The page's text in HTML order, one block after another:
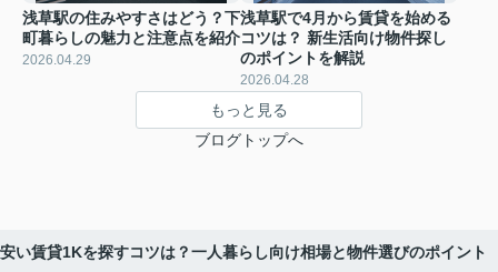
浅草駅の住みやすさはどう？下
町暮らしの魅力と注意点を紹介
2026.04.29
浅草駅で4月から賃貸を始める
コツは？ 新生活向け物件探し
のポイントを解説
2026.04.28
もっと見る
ブログトップへ
い賃貸1Kを探すコツは？一人暮らし向け相場と物件選びのポイント